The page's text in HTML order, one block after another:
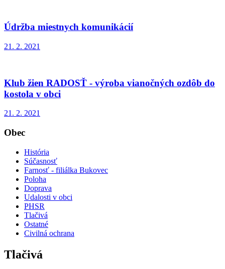
Údržba miestnych komunikácií
21. 2. 2021
Klub žien RADOSŤ - výroba vianočných ozdôb do
kostola v obci
21. 2. 2021
Obec
História
Súčasnosť
Farnosť - filiálka Bukovec
Poloha
Doprava
Udalosti v obci
PHSR
Tlačivá
Ostatné
Civilná ochrana
Tlačivá